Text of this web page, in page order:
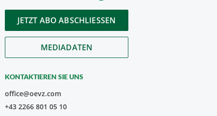
JETZT ABO ABSCHLIESSEN
MEDIADATEN
KONTAKTIEREN SIE UNS
office@oevz.com
+43 2266 801 05 10